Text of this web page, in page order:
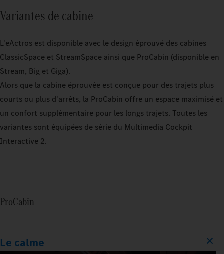
Variantes de cabine
L'eActros est disponible avec le design éprouvé des cabines
ClassicSpace et StreamSpace ainsi que ProCabin (disponible en
Stream, Big et Giga).
Alors que la cabine éprouvée est conçue pour des trajets plus
courts ou plus d'arrêts, la ProCabin offre un espace maximisé et
un confort supplémentaire pour les longs trajets. Toutes les
variantes sont équipées de série du Multimedia Cockpit
Interactive 2.
ProCabin
Le calme